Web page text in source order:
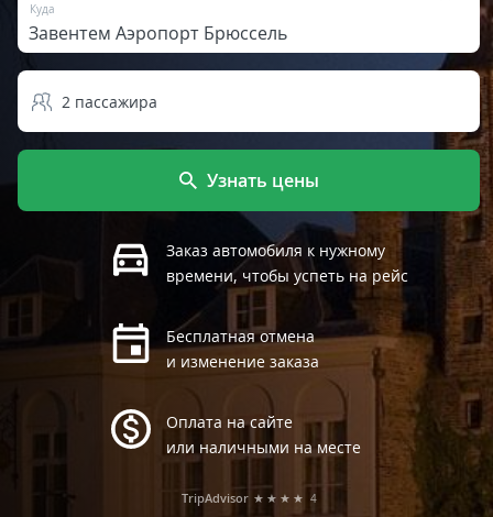
Куда
2 пассажира
Узнать цены
Заказ автомобиля к нужному
времени, чтобы успеть на рейс
Бесплатная отмена
и изменение заказа
Оплата на сайте
или наличными на месте
TripAdvisor ★★★★ 4